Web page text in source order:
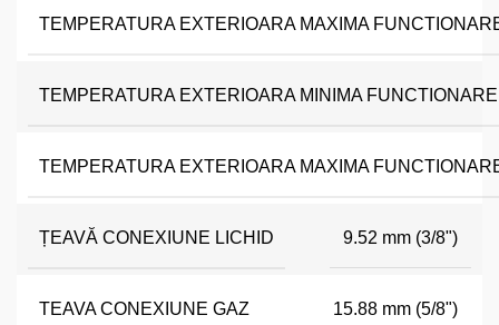
TEMPERATURA EXTERIOARA MAXIMA
TEMPERATURA EXTERIOARA MINIMA
TEMPERATURA EXTERIOARA MAXIMA
ȚEAVĂ CONEXIUNE LICHID 9.52 mm (3/8")
TEAVA CONEXIUNE GAZ 15.88 mm (5/8")